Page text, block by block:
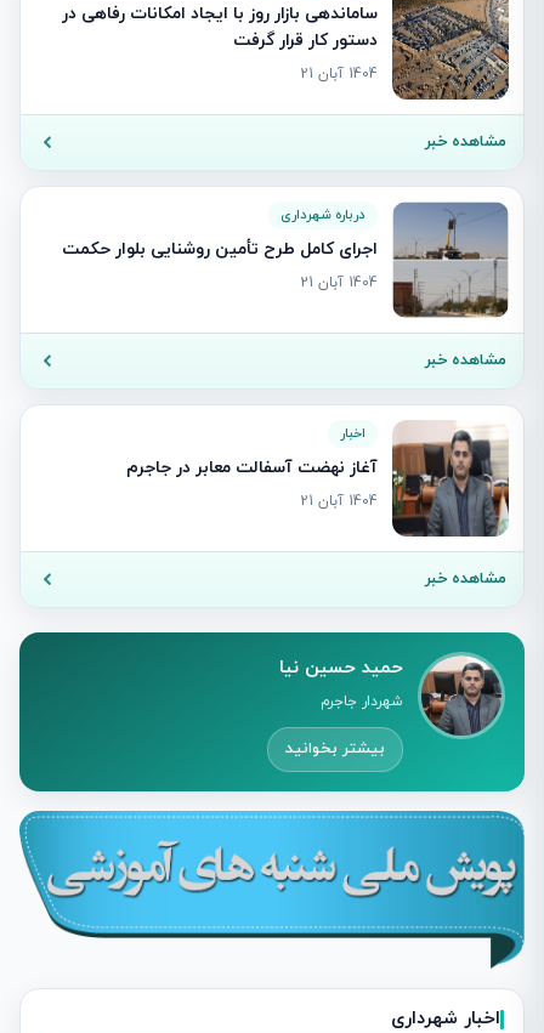
ساماندهی بازار روز با ایجاد امکانات رفاهی در
دستور کار قرار گرفت
1404 آبان 21
مشاهده خبر
درباره شهرداری
اجرای کامل طرح تأمین روشنایی بلوار حکمت
1404 آبان 21
مشاهده خبر
اخبار
آغاز نهضت آسفالت معابر در جاجرم
1404 آبان 21
مشاهده خبر
حمید حسین نیا
شهردار جاجرم
بیشتر بخوانید
اخبار شهرداری